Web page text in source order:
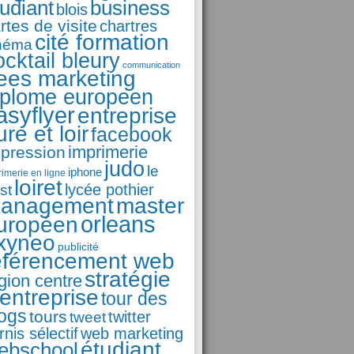
blois business
de visitechartres
cité formation
bleury communication
marketing
europeen
entreprise
et loirfacebook
imprimerie
en ligne iphone judo le
loiret lycée pothier
master
orleans
publicité
web
centrestratégie
tour des
tourstweettwitter
sélectifweb marketing